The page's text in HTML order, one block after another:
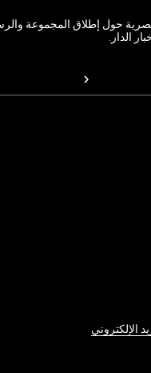
حول إطلاق المجموعة
الدار.
الإلكتروني